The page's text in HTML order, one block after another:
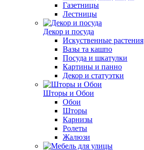
Газетницы
Лестницы
Декор и посуда
Искуственные растения
Вазы та кашпо
Посуда и шкатулки
Картины и панно
Декор и статуэтки
Шторы и Обои
Обои
Шторы
Карнизы
Ролеты
Жалюзи